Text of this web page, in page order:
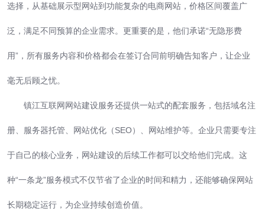
选择，从基础展示型网站到功能复杂的电商网站，价格区间覆盖广
泛，满足不同预算的企业需求。更重要的是，他们承诺“无隐形费
用”，所有服务内容和价格都会在签订合同前明确告知客户，让企业
毫无后顾之忧。
镇江互联网网站建设服务还提供一站式的配套服务，包括域名注
册、服务器托管、网站优化（SEO）、网站维护等。企业只需要专注
于自己的核心业务，网站建设的后续工作都可以交给他们完成。这
种“一条龙”服务模式不仅节省了企业的时间和精力，还能够确保网站
长期稳定运行，为企业持续创造价值。